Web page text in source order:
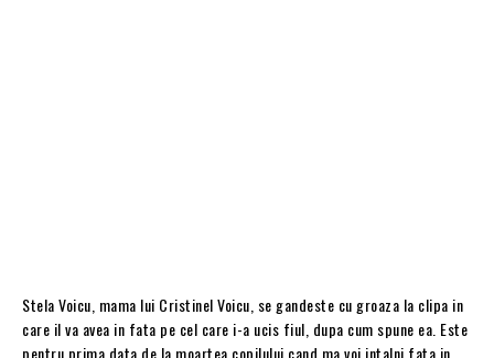
Stela Voicu, mama lui Cristinel Voicu, se gandeste cu groaza la clipa in
care il va avea in fata pe cel care i-a ucis fiul, dupa cum spune ea. Este
pentru prima data de la moartea copilului cand ma voi intalni fata in